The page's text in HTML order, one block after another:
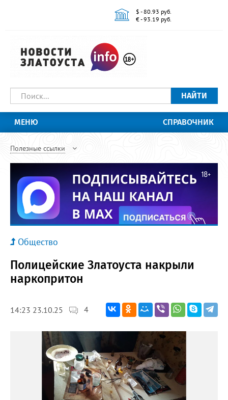
$ - 80.93 руб.
€ - 93.19 руб.
НАЙТИ
МЕНЮ СПРАВОЧНИК
Полезные ссылки
Общество
Полицейские Златоуста накрыли
наркопритон
14:23 23.10.25 4